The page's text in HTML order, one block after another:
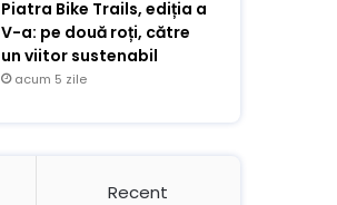
Piatra Bike Trails, ediția a
V-a: pe două roți, către
un viitor sustenabil
acum 5 zile
Recent